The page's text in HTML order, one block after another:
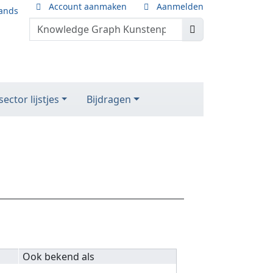
Account aanmaken Aanmelden
lijstjes Bijdragen
Ook bekend als